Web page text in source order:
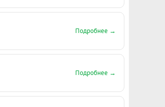
Подробнее →
Подробнее →